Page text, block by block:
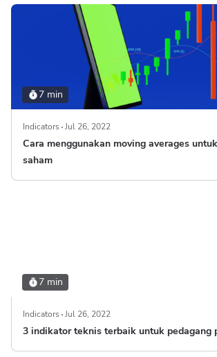
7 min
Indicators Jul 26, 2022
Cara menggunakan moving averages
saham
7 min
Indicators Jul 26, 2022
3 indikator teknis terbaik untuk pedagang